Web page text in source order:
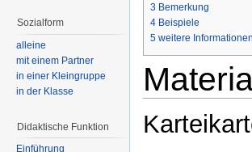
3 Bemerkung
4 Beispiele
5 weitere Informationen
Sozialform
alleine
mit einem Partner
in einer Kleingruppe
in der Klasse
Didaktische Funktion
Einführung